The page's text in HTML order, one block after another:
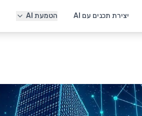
יצירת תכנים עם AI הטמעת AI